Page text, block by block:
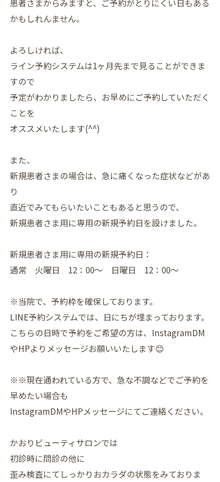
患者さまからみますと、ご予約がとりにくい日もある
かもしれんません。
よろしければ、
ライン予約システムは1ヶ月先まで見ることができま
すので
予定がわかりましたら、お早めにご予約していただく
ことを
オススメいたします(^^)
また、
新規患者さまの場合は、急に痛くなった症状などがあ
り
直近でみてもらいたいこともあると思うので、
新規患者さま用に専用の新規予約日を設けました。
新規患者さま用に専用の新規予約日：
通常 火曜日 12：00～ 日曜日 12：00～
※当院で、予約枠を確保しております。
LINE予約システムでは、日にちが埋まっております。
こちらの日時で予約をご希望の方は、InstagramDM
やHPよりメッセージお願いいたします😊
※※現在通われている方で、急な不調などでご予約を
早めたい場合も
InstagramDMやHPメッセージにてご連絡ください。
かおりビューティサロンでは
初診時に問診の他に
歪み検査にてしっかりおカラダの状態をみておりま